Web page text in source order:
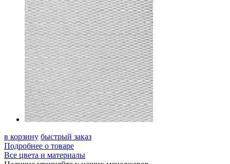
в корзину быстрый заказ
Подробнее о товаре
Все цвета и материалы